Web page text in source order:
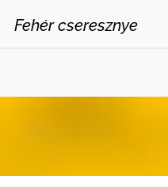
Fehér cseresznye